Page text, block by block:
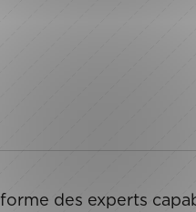
des experts